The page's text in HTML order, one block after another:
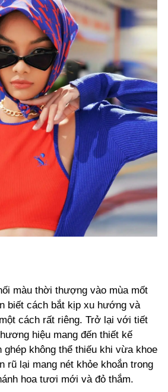
màu thời thượng vào mùa mốt
biết cách bắt kịp xu hướng và
cách rất riêng. Trở lại với tiết
hiệu mang đến thiết kế
ghép không thể thiếu khi vừa khoe
rũ lại mang nét khỏe khoắn trong
hoa tươi mới và đỏ thắm.